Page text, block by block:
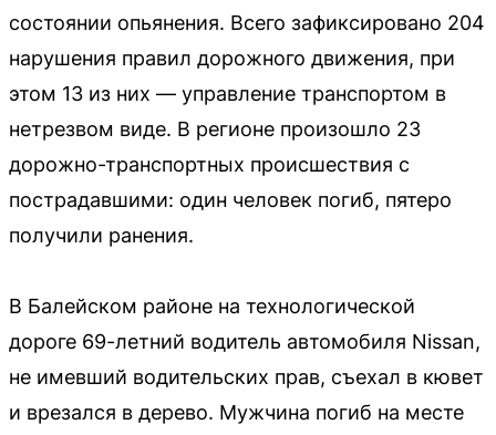
состоянии опьянения. Всего зафиксировано 204
нарушения правил дорожного движения, при
этом 13 из них — управление транспортом в
нетрезвом виде. В регионе произошло 23
дорожно-транспортных происшествия с
пострадавшими: один человек погиб, пятеро
получили ранения.
В Балейском районе на технологической
дороге 69-летний водитель автомобиля Nissan,
не имевший водительских прав, съехал в кювет
и врезался в дерево. Мужчина погиб на месте